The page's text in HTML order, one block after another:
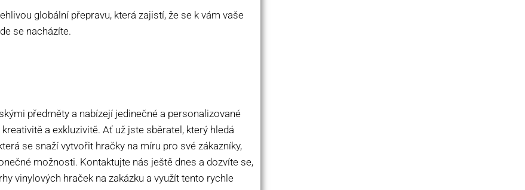
globální přepravu, která zajistí, že se k vám vaše
se nacházíte.
předměty a nabízejí jedinečné a personalizované
a exkluzivitě. Ať už jste sběratel, který hledá
se snaží vytvořit hračky na míru pro své zákazníky,
možnosti. Kontaktujte nás ještě dnes a dozvíte se,
vinylových hraček na zakázku a využít tento rychle